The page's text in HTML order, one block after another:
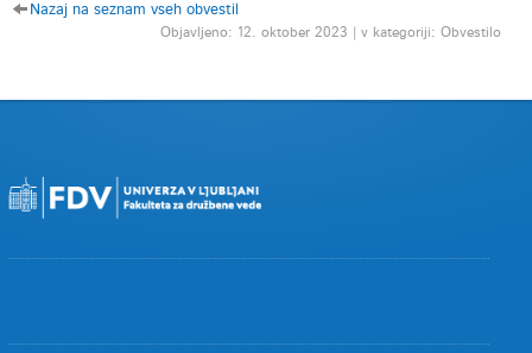
Nazaj na seznam vseh obvestil
Objavljeno: 12. oktober 2023 | v kategoriji: Obvestilo